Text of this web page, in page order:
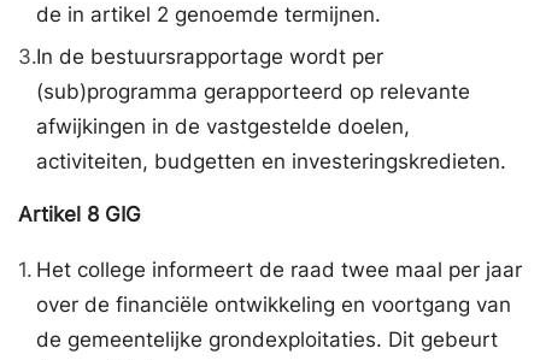
de in artikel 2 genoemde termijnen.
3.In de bestuursrapportage wordt per
(sub)programma gerapporteerd op relevante
afwijkingen in de vastgestelde doelen,
activiteiten, budgetten en investeringskredieten.
Artikel 8 GIG
1. Het college informeert de raad twee maal per jaar
over de financiële ontwikkeling en voortgang van
de gemeentelijke grondexploitaties. Dit gebeurt